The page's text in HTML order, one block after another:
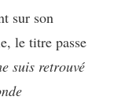
sur son
le titre passe
suis retrouvé